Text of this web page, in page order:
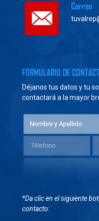
Correo
FORMULARIO DE
Déjanos tus datos y tu
contactará a la mayor
*Da clic en el siguiente
contacto: